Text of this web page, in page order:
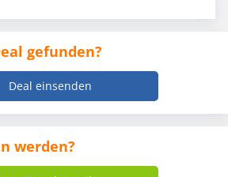
gefunden?
Deal einsenden
werden?